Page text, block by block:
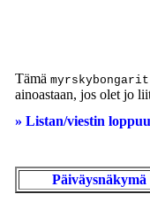
Tämä
ainoastaan, jos olet jo
» Listan/viestin
Päiväysnäkymä